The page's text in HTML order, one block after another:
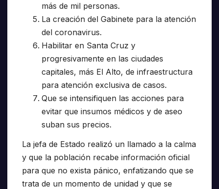
más de mil personas.
La creación del Gabinete para la atención
del coronavirus.
Habilitar en Santa Cruz y
progresivamente en las ciudades
capitales, más El Alto, de infraestructura
para atención exclusiva de casos.
Que se intensifiquen las acciones para
evitar que insumos médicos y de aseo
suban sus precios.
La jefa de Estado realizó un llamado a la calma
y que la población recabe información oficial
para que no exista pánico, enfatizando que se
trata de un momento de unidad y que se